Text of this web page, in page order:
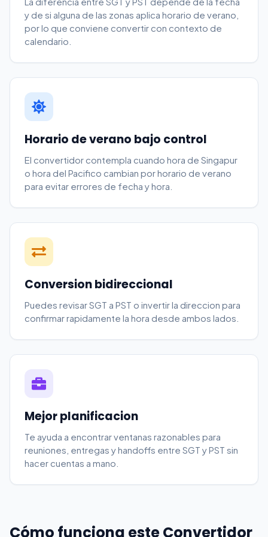
6:00 a. m. 3:00 p. m.
7:00 a. m.
y de si alguna de las zonas aplica horario de verano,
por lo que conviene convertir con contexto de
calendario.
Horario de verano bajo control
El convertidor contempla cuando hora de Singapur
o hora del Pacifico cambian por horario de verano
para evitar errores de fecha y hora.
Conversion bidireccional
Puedes revisar SGT a PST o invertir la direccion para
confirmar rapidamente la hora desde ambos lados.
Mejor planificacion
Te ayuda a encontrar ventanas razonables para
reuniones, entregas y handoffs entre SGT y PST sin
hacer cuentas a mano.
Cómo funciona este Convertidor